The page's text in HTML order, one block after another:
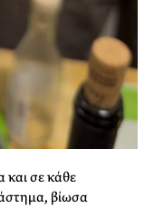
και σε κάθε
βίωσα